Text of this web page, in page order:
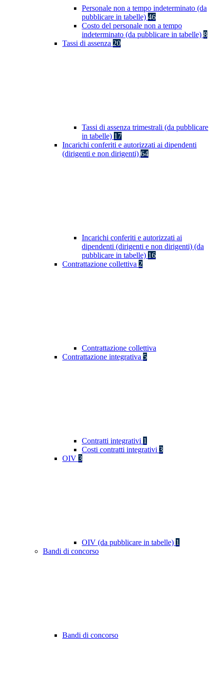
Personale non a tempo indeterminato (da
pubblicare in tabelle) 46
Costo del personale non a tempo
indeterminato (da pubblicare in tabelle) 8
Tassi di assenza 20
Tassi di assenza trimestrali (da pubblicare
in tabelle) 17
Incarichi conferiti e autorizzati ai dipendenti
(dirigenti e non dirigenti) 64
Incarichi conferiti e autorizzati ai
dipendenti (dirigenti e non dirigenti) (da
pubblicare in tabelle) 16
Contrattazione collettiva 2
Contrattazione collettiva
Contrattazione integrativa 5
Contratti integrativi 1
Costi contratti integrativi 3
OIV 3
OIV (da pubblicare in tabelle) 1
Bandi di concorso
Bandi di concorso